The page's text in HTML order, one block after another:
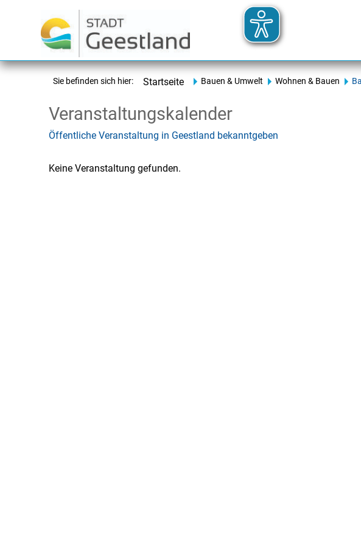
Sie befinden sich hier: Startseite Bauen & Umwelt Wohnen & Bauen
Veranstaltungskalender
Öffentliche Veranstaltung in Geestland bekanntgeben
Keine Veranstaltung gefunden.